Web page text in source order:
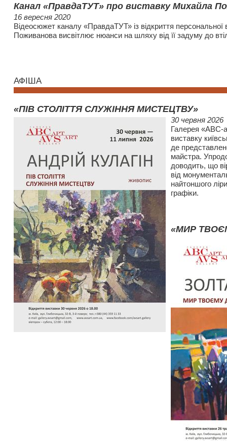
Канал «ПравдаТУТ» про виставку Михайла
16 вересня 2020
Відеосюжет каналу «ПравдаТУТ» із відкриття
Поживанова висвітлює нюанси на шляху від її задуму до
АФІША
«ПІВ СТОЛІТТЯ СЛУЖІННЯ МИСТЕЦТВУ»
30 червня 2026
Галерея «АВС-
виставку
де
майстра.
доводить, що
від
найтоншого
графіки.
«МИР